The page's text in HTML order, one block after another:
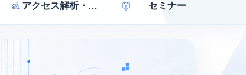
アクセス解析・効果測定 セミナー